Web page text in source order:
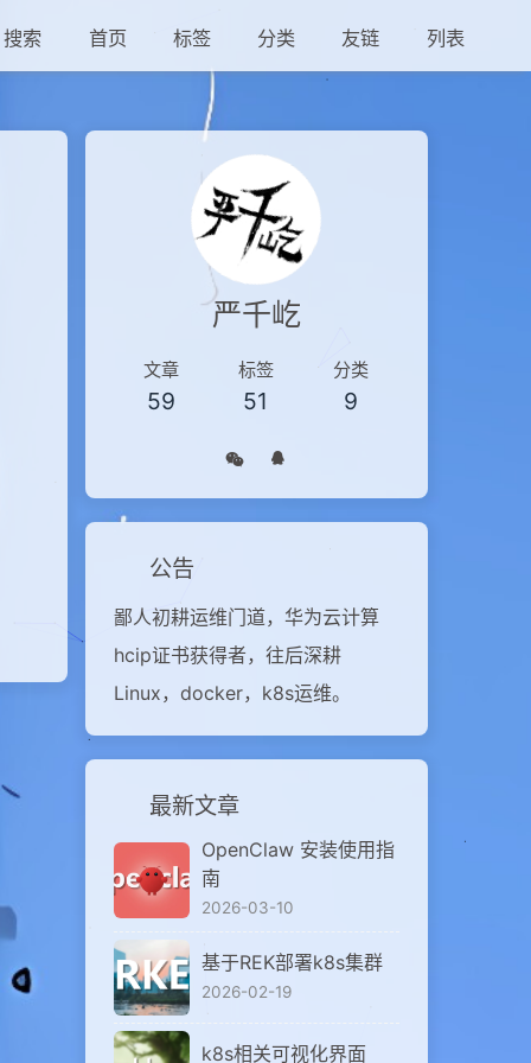
索 首页 标签 分类 友链 列表
严千屹
文章
59
标签
51
分类
9
公告
鄙人初耕运维门道，华为云计算
hcip证书获得者，往后深耕
Linux，docker，k8s运维。
最新文章
OpenClaw 安装使用指
南
2026-03-10
基于REK部署k8s集群
2026-02-19
k8s相关可视化界面